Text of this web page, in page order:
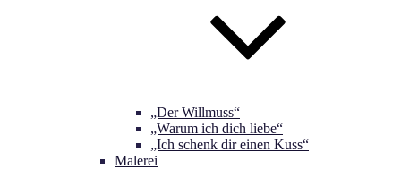
„Der Willmuss“
„Warum ich dich liebe“
„Ich schenk dir einen Kuss“
Malerei